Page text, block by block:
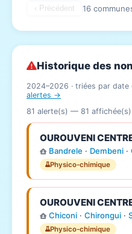
‹ Précédent 16
Historique des
2024–2026 · triées par date
alertes →
81 alerte(s) — 81 affichée(s)
OUROUVENI
Bandrele · Dembeni·
Physico-chimique
OUROUVENI
Chiconi· Chirongui·
Physico-chimique